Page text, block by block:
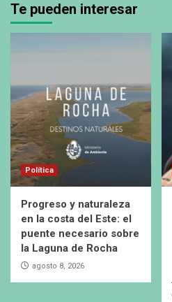
Te pueden interesar
Política
Progreso y naturaleza
en la costa del Este: el
puente necesario sobre
la Laguna de Rocha
agosto 8, 2026